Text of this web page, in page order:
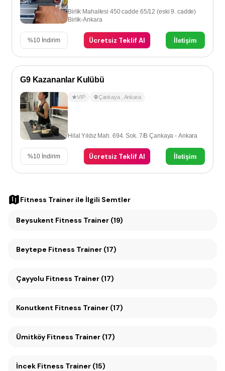
Birlik Mahallesi 450 cadde 65/12 (eski 9. cadde)
Birlik-Ankara
%10 İndirim Ücretsiz Teklif Al İletişim
G9 Kazananlar Kulübü
VIP Çankaya Ankara
Hilal Yıldız Mah. 694. Sok. 7/B Çankaya - Ankara
%10 İndirim Ücretsiz Teklif Al İletişim
Fitness Trainer ile İlgili Semtler
Beysukent Fitness Trainer (19)
Beytepe Fitness Trainer (17)
Çayyolu Fitness Trainer (17)
Konutkent Fitness Trainer (17)
Ümitköy Fitness Trainer (17)
İncek Fitness Trainer (15)